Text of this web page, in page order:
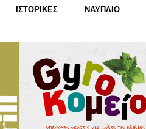
ΙΣΤΟΡΙΚΕΣ ΝΑΥΠΛΙΟ